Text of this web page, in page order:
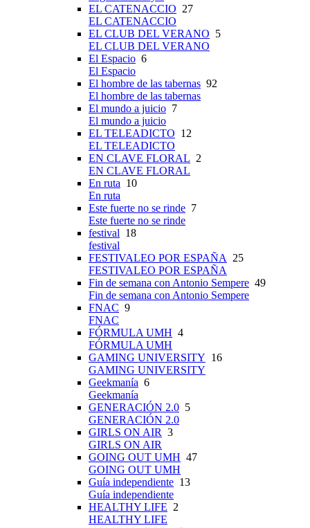
EL CATENACCIO 27
EL CATENACCIO
EL CLUB DEL VERANO 5
EL CLUB DEL VERANO
El Espacio 6
El Espacio
El hombre de las tabernas 92
El hombre de las tabernas
El mundo a juicio 7
El mundo a juicio
EL TELEADICTO 12
EL TELEADICTO
EN CLAVE FLORAL 2
EN CLAVE FLORAL
En ruta 10
En ruta
Este fuerte no se rinde 7
Este fuerte no se rinde
festival 18
festival
FESTIVALEO POR ESPAÑA 25
FESTIVALEO POR ESPAÑA
Fin de semana con Antonio Sempere 49
Fin de semana con Antonio Sempere
FNAC 9
FNAC
FÓRMULA UMH 4
FÓRMULA UMH
GAMING UNIVERSITY 16
GAMING UNIVERSITY
Geekmanía 6
Geekmanía
GENERACIÓN 2.0 5
GENERACIÓN 2.0
GIRLS ON AIR 3
GIRLS ON AIR
GOING OUT UMH 47
GOING OUT UMH
Guía independiente 13
Guía independiente
HEALTHY LIFE 2
HEALTHY LIFE